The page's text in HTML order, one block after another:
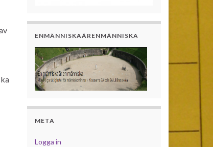
ENMÄNNISKAÄRENMÄNNISKA
META
Logga in